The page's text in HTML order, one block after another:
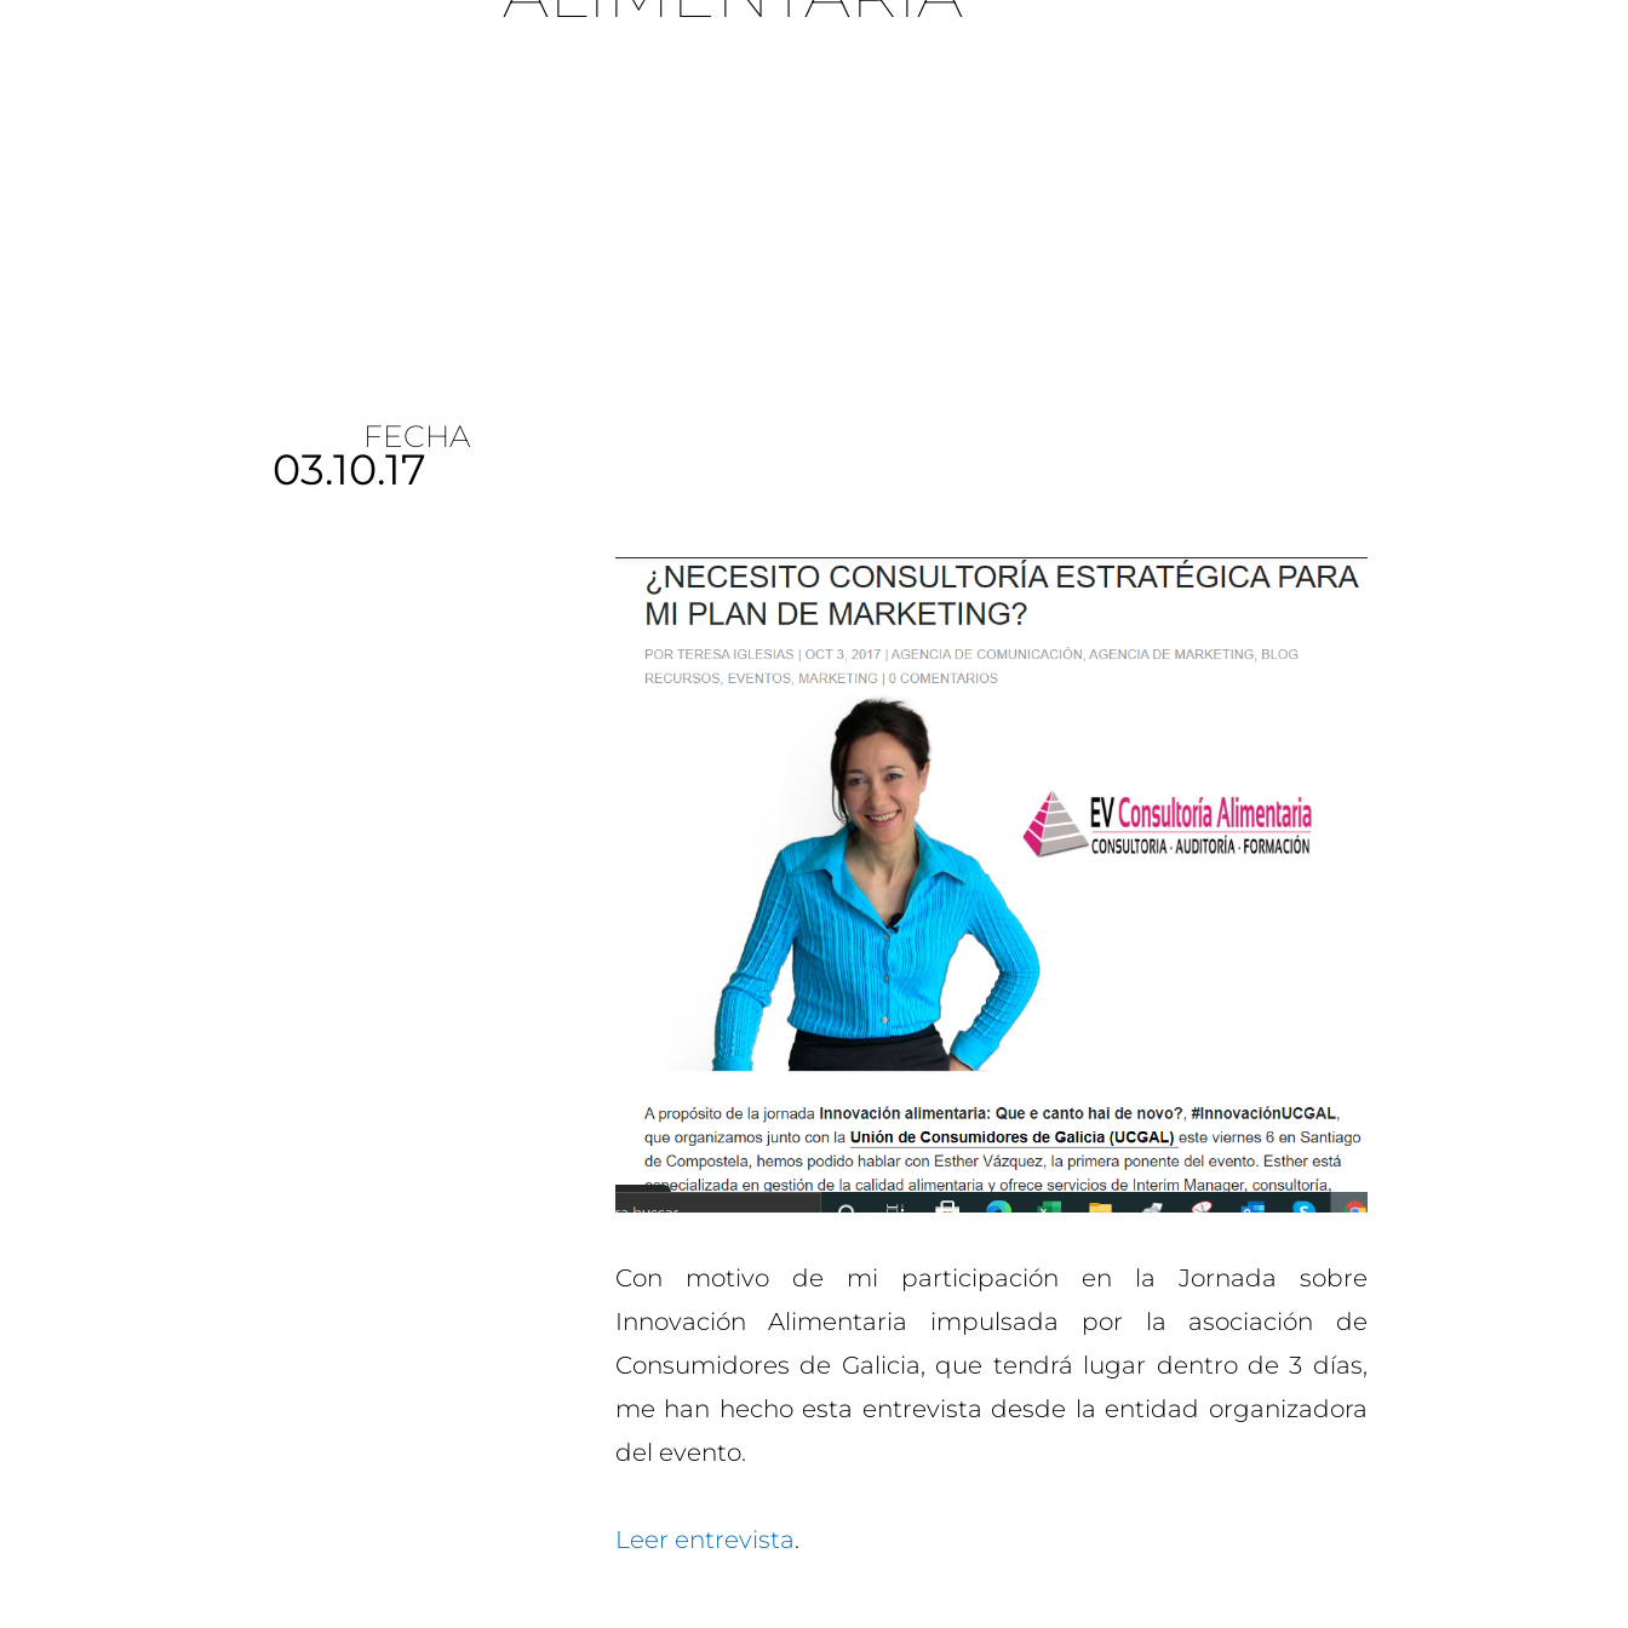
FECHA
03.10.17
Con motivo de mi participación en la Jornada sobre
Innovación Alimentaria impulsada por la asociación de
Consumidores de Galicia, que tendrá lugar dentro de 3 días,
me han hecho esta entrevista desde la entidad organizadora
del evento.
Leer entrevista.